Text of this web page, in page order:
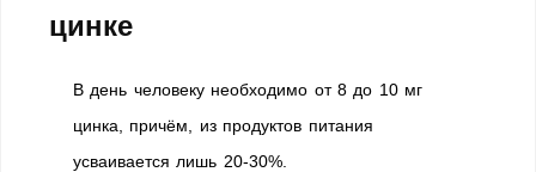
цинке
В день человеку необходимо от 8 до 10 мг
цинка, причём, из продуктов питания
усваивается лишь 20-30%.